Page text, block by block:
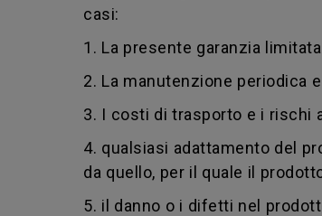
casi:
1. La presente garanzia
2. La manutenzione periodica
3. I costi di trasporto e i rischi
4. qualsiasi adattamento del
da quello, per il quale il
5. il danno o i difetti nel